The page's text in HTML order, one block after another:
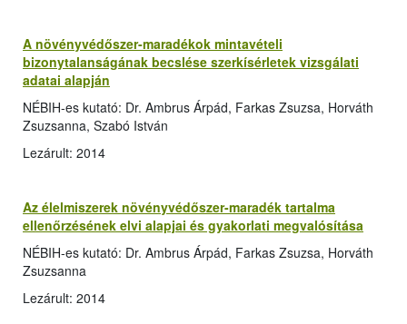
A növényvédőszer-maradékok mintavételi
bizonytalanságának becslése szerkísérletek vizsgálati
adatai alapján
NÉBIH-es kutató: Dr. Ambrus Árpád, Farkas Zsuzsa, Horváth
Zsuzsanna, Szabó István
Lezárult: 2014
Az élelmiszerek növényvédőszer-maradék tartalma
ellenőrzésének elvi alapjai és gyakorlati megvalósítása
NÉBIH-es kutató: Dr. Ambrus Árpád, Farkas Zsuzsa, Horváth
Zsuzsanna
Lezárult: 2014